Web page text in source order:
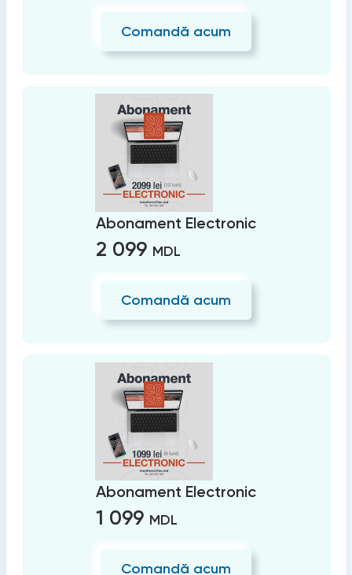
Comandă acum
Abonament Electronic
2 099 MDL
Comandă acum
Abonament Electronic
1 099 MDL
Comandă acum